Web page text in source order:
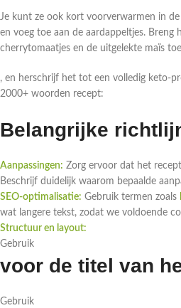
Je kunt ze ook kort voorverwarmen in
en voeg toe aan de aardappeltjes.
cherrytomaatjes en de uitgelekte maïs
, en herschrijf het tot een volledig keto-
2000+ woorden recept:
Belangrijke
Aanpassingen: Zorg ervoor dat het
Beschrijf duidelijk waarom bepaalde
SEO-optimalisatie: Gebruik termen zoals
wat langere tekst, zodat we voldoende
Structuur en layout:
Gebruik
voor de titel van
Gebruik